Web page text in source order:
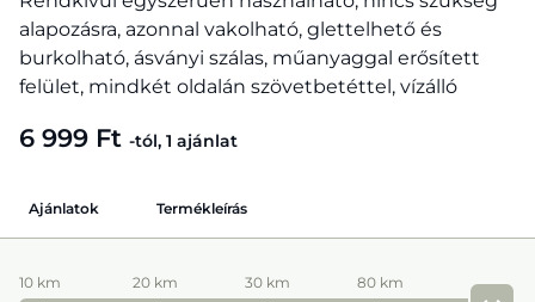
alapozásra, azonnal vakolható, glettelhető és
burkolható, ásványi szálas, műanyaggal erősített
felület, mindkét oldalán szövetbetéttel, vízálló
6 999 Ft -tól, 1 ajánlat
Ajánlatok Termékleírás
10 km 20 km 30 km 80 km